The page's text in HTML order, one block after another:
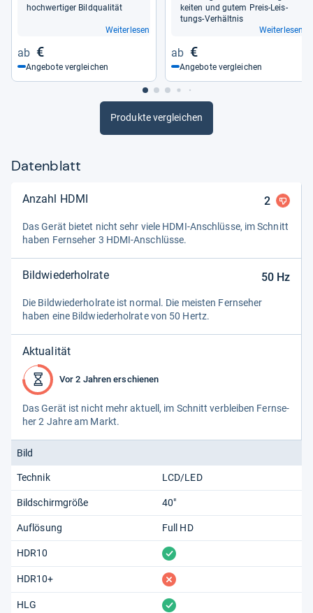
hoch­wer­ti­ger Bild­qua­li­tät
Weiterlesen
€
Angebote vergleichen
kei­ten und gutem Preis-​Leis­
tungs-​Ver­hält­nis
Weiterlesen
€
Angebote vergleichen
Produkte vergleichen
Datenblatt
Anzahl HDMI 2
Das Gerät bie­tet nicht sehr viele HDMI-​Anschlüsse, im Schnitt
haben Fern­se­her 3 HDMI-​Anschlüsse.
Bildwiederholrate 50Hz
Die Bild­wie­der­hol­rate ist nor­mal. Die meis­ten Fern­se­her
haben eine Bild­wie­der­hol­rate von 50 Hertz.
Aktualität
Vor 2 Jahren erschienen
Das Gerät ist nicht mehr aktu­ell, im Schnitt ver­blei­ben Fern­se­
her 2 Jahre am Markt.
Bild
Technik LCD/LED
Bildschirmgröße 40"
Auflösung Full HD
HDR10 vorhanden
HDR10+ fehlt
HLG vorhanden